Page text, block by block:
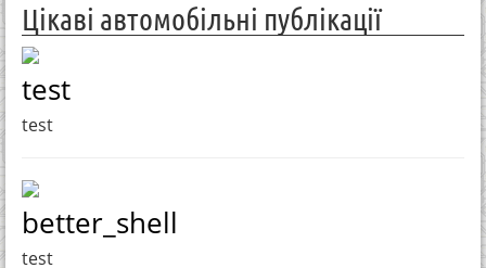
Цікаві автомобільні публікації
test
test
better_shell
test